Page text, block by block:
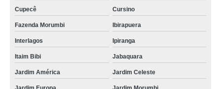
Cupecê Cursino
Fazenda Morumbi Ibirapuera
Interlagos Ipiranga
Itaim Bibi Jabaquara
Jardim América Jardim Celeste